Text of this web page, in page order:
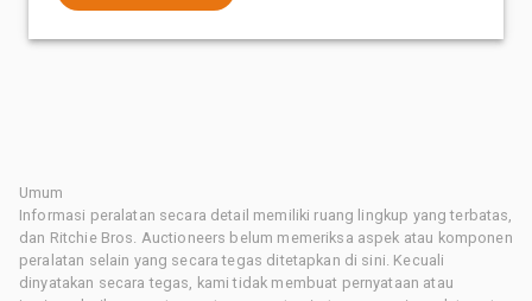
Umum
Informasi peralatan secara detail memiliki ruang lingkup yang terbatas,
dan Ritchie Bros. Auctioneers belum memeriksa aspek atau komponen
peralatan selain yang secara tegas ditetapkan di sini. Kecuali
dinyatakan secara tegas, kami tidak membuat pernyataan atau